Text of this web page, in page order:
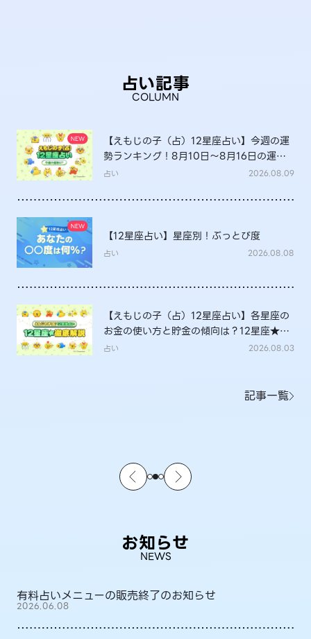
占い記事
COLUMN
【えもじの子（占）12星座占い】今週の運
勢ランキング！8月10日～8月16日の運勢
は？
占い 2026.08.09
【12星座占い】星座別！ぶっとび度
占い 2026.08.08
【えもじの子（占）12星座占い】各星座の
お金の使い方と貯金の傾向は？12星座★徹
底解説
占い 2026.08.03
記事一覧
お知らせ
NEWS
有料占いメニューの販売終了のお知らせ
2026.06.08